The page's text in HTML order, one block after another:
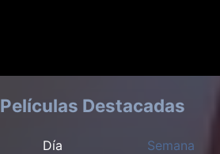
Películas Destacadas
Día Semana